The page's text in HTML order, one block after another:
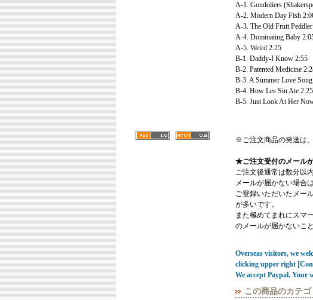
A-1. Gondoliers
A-2. Modern Day Fish
A-3. The Old Fruit
A-4. Dominating Baby
A-5. Weird 2:25
B-1. Daddy-I Know 2:55
B-2. Patented Medicine
B-3. A Summer Love
B-4. How Les Sin Ate 2:25
B-5. Just Look At Her
※ご注文商品の発送は
★ご注文受付のメール
ご注文後通常は数分以
メールが届かない場合
ご登録いただいたメー
が多いです。
また極めてまれにスマ
のメールが届かないこ
Overseas visitors, we
clicking upper right
We accept Paypal. Your
この商品のカテゴ